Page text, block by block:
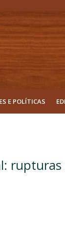
E POLÍTICAS